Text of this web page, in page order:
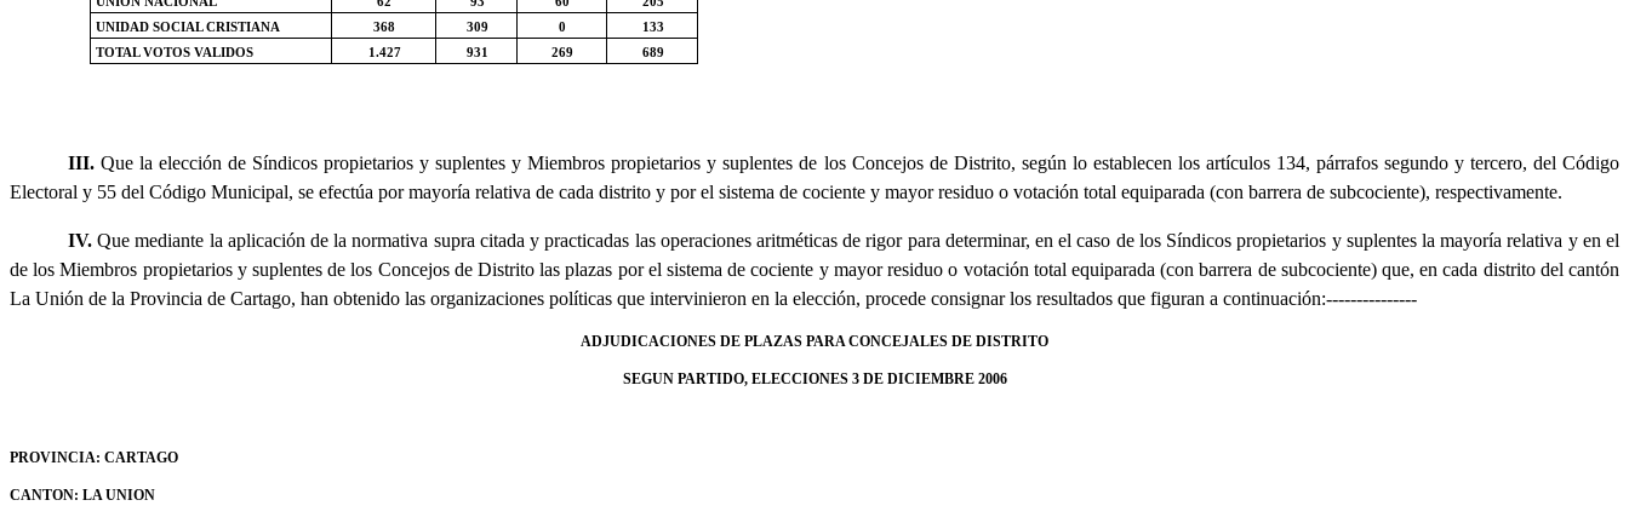
UNIDAD SOCIAL CRISTIANA
368 309 0
133
TOTAL VOTOS VALIDOS
1.427 931 269 689
III.Que la elección de Síndicos propietarios y suplentes y Miembros propietarios y suplentes de los Concejos de Distrito, según lo establecen los artículos 134, párrafos segundo y tercero, del Código
Electoral y 55 del Código Municipal, se efectúa por mayoría relativa de cada distrito y por el sistema de cociente y mayor residuo o votación total equiparada (con barrera de subcociente), respectivamente.
IV.Que mediante la aplicación de la normativa supra citada y practicadas las operaciones aritméticas de rigor para determinar, en el caso de los Síndicos propietarios y suplentes la mayoría relativa y en el
de los Miembros propietarios y suplentes de los Concejos de Distrito las plazas por el sistema de cociente y mayor residuo o votación total equiparada (con barrera de subcociente) que, en cada distrito del cantón
La Unión de la Provincia de Cartago, han obtenido las organizaciones políticas que intervinieron en la elección, procede consignar los resultados que figuran a continuación:---------------
ADJUDICACIONES DE PLAZAS PARA CONCEJALES DE DISTRITO
SEGUN PARTIDO, ELECCIONES 3 DE DICIEMBRE 2006
PROVINCIA: CARTAGO
CANTON: LA UNION